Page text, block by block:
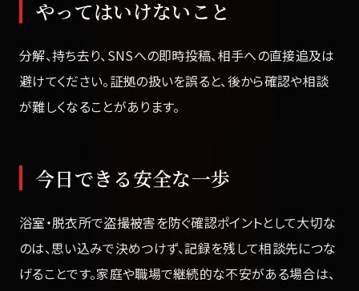
やってはいけないこと
分解、持ち去り、SNSへの即時投稿、相手への直接追及は
避けてください。証拠の扱いを誤ると、後から確認や相談
が難しくなることがあります。
今日できる安全な一歩
浴室・脱衣所で盗撮被害を防ぐ確認ポイントとして大切な
のは、思い込みで決めつけず、記録を残して相談先につな
げることです。家庭や職場で継続的な不安がある場合は、